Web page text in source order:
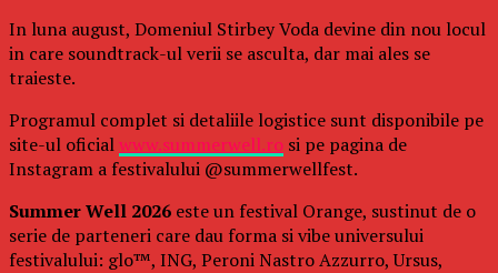
In luna august, Domeniul Stirbey Voda devine din nou locul
in care soundtrack-ul verii se asculta, dar mai ales se
traieste.
Programul complet si detaliile logistice sunt disponibile pe
site-ul oficialwww.summerwell.ro si pe pagina de
Instagram a festivalului @summerwellfest.
Summer Well 2026 este un festival Orange, sustinut de o
serie de parteneri care dau forma si vibe universului
festivalului: glo™, ING, Peroni Nastro Azzurro, Ursus,